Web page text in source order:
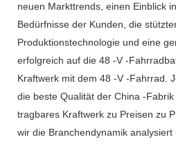
neuen Markttrends, einen Einblick
Bedürfnisse der Kunden, die
Produktionstechnologie und eine
erfolgreich auf die 48 -V -
Kraftwerk mit dem 48 -V -Fahrrad.
die beste Qualität der China -
tragbares Kraftwerk zu Preisen zu
wir die Branchendynamik